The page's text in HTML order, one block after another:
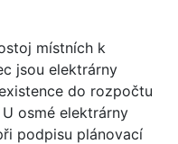
místních k
jsou elektrárny
do rozpočtu
osmé elektrárny
podpisu plánovací